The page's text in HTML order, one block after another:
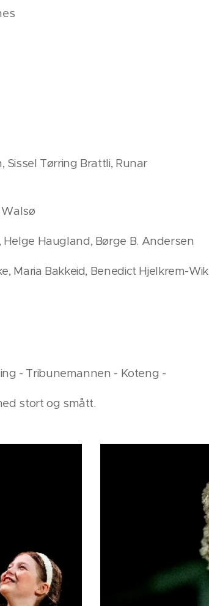
Sissel Tørring Brattli, Runar
Haugland, Børge B. Andersen
Maria Bakkeid, Benedict Hjelkrem-Wik
- Tribunemannen - Koteng -
stort og smått.